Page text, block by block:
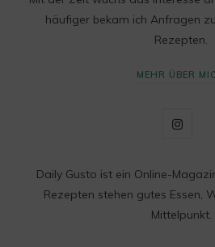
häufiger bekam ich Anfragen
Rezepten.
MEHR ÜBER
I
t
Daily Gusto ist ein Online-
Rezepten stehen gutes Essen,
Mittelpunkt.